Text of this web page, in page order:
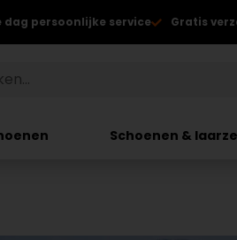
dag persoonlijke service Gratis
Schoenen &